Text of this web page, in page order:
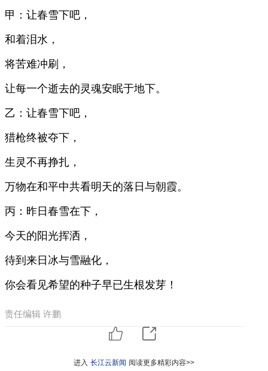
甲：让春雪下吧，
和着泪水，
将苦难冲刷，
让每一个逝去的灵魂安眠于地下。
乙：让春雪下吧，
猎枪终被夺下，
生灵不再挣扎，
万物在和平中共看明天的落日与朝霞。
丙：昨日春雪在下，
今天的阳光挥洒，
待到来日冰与雪融化，
你会看见希望的种子早已生根发芽！
责任编辑 许鹏
进入 长江云新闻 阅读更多精彩内容>>